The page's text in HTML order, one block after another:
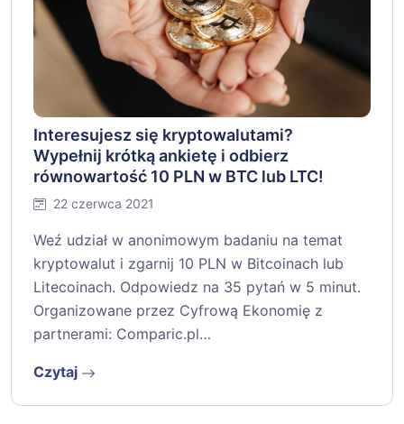
Interesujesz się kryptowalutami?
Wypełnij krótką ankietę i odbierz
równowartość 10 PLN w BTC lub LTC!
22 czerwca 2021
Weź udział w anonimowym badaniu na temat
kryptowalut i zgarnij 10 PLN w Bitcoinach lub
Litecoinach. Odpowiedz na 35 pytań w 5 minut.
Organizowane przez Cyfrową Ekonomię z
partnerami: Comparic.pl…
Czytaj